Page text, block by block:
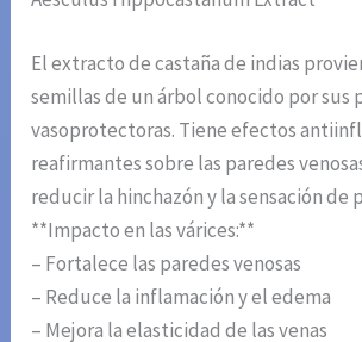
El extracto de castaña de indias
semillas de un árbol conocido por sus
vasoprotectoras. Tiene efectos
reafirmantes sobre las paredes
reducir la hinchazón y la sensación de
**Impacto en las várices:**
– Fortalece las paredes venosas
– Reduce la inflamación y el edema
– Mejora la elasticidad de las venas